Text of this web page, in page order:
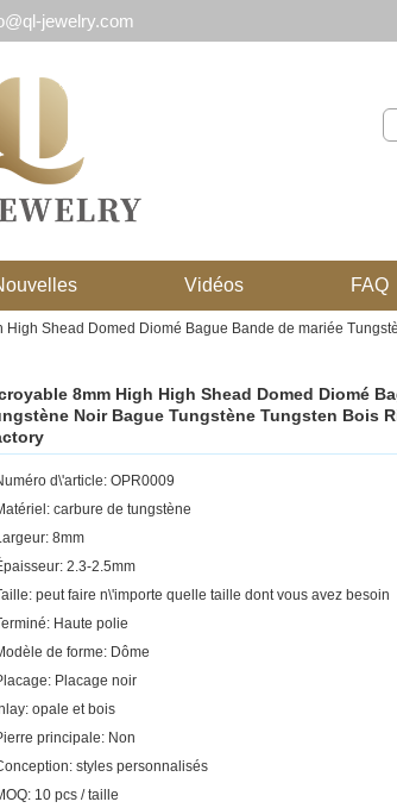
jewelry.com
Vidéos FAQ
High Shead Domed Diomé Bague Bande de mariée
8mm High High Shead Domed Diomé
Noir Bague Tungstène Tungsten Bois
d\'article: OPR0009
carbure de tungstène
8mm
2.3-2.5mm
peut faire n\'importe quelle taille dont vous avez besoin
Haute polie
de forme: Dôme
Placage noir
opale et bois
principale: Non
styles personnalisés
10 pcs / taille